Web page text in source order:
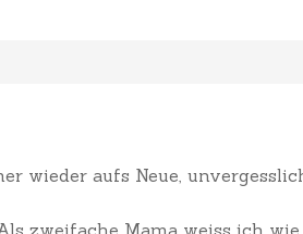
wieder aufs Neue,